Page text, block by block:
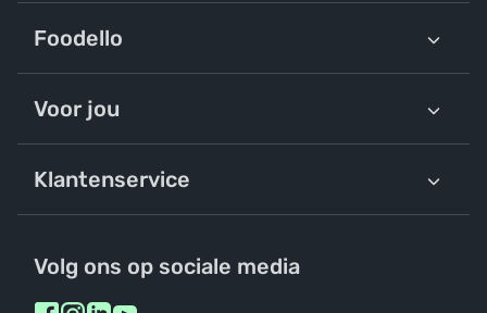
Foodello
Voor jou
Klantenservice
Volg ons op sociale media